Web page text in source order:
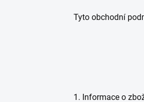
Tyto obchodní
1. Informace o